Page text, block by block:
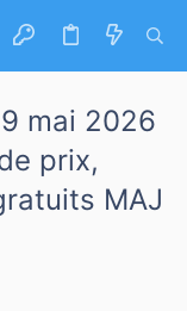
mai 2026
prix,
MAJ